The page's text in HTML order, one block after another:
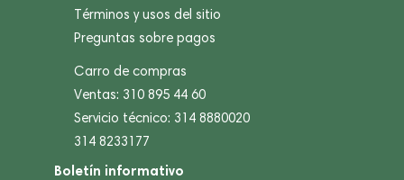
Términos y usos del sitio
Preguntas sobre pagos
Carro de compras
Ventas: 310 895 44 60
Servicio técnico: 314 8880020
314 8233177
Boletín informativo